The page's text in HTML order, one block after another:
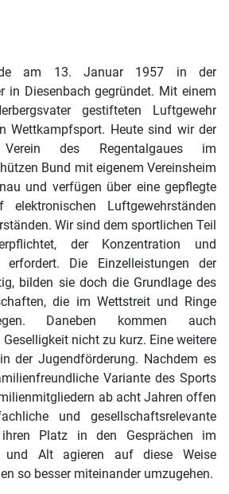
am 13. Januar 1957 in der
in Diesenbach gegründet. Mit einem
gestifteten Luftgewehr
Wettkampfsport. Heute sind wir der
Verein des Regentalgaues im
Bund mit eigenem Vereinsheim
und verfügen über eine gepflegte
elektronischen Luftgewehrständen
Wir sind dem sportlichen Teil
der Konzentration und
erfordert. Die Einzelleistungen der
bilden sie doch die Grundlage des
die im Wettstreit und Ringe
Daneben kommen auch
nicht zu kurz. Eine weitere
der Jugendförderung. Nachdem es
Variante des Sports
ab acht Jahren offen
und gesellschaftsrelevante
Platz in den Gesprächen im
und Alt agieren auf diese Weise
so besser miteinander umzugehen.